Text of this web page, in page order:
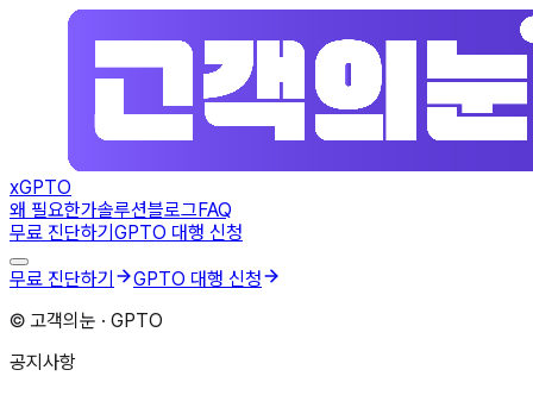
xGPTO
왜 필요한가솔루션블로그FAQ
무료 진단하기GPTO 대행 신청
무료 진단하기
GPTO 대행 신청
© 고객의눈 · GPTO
공지사항